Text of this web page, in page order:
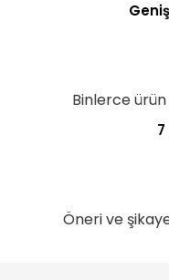
Binlerce
7
Öneri ve